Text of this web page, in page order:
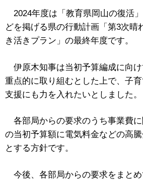
2024年度は「教育県岡山の復活
どを掲げる県の行動計画「第3次
き活きプラン」の最終年度です。
伊原木知事は当初予算編成に向
重点的に取り組むとした上で、子
支援にも力を入れたいとしました。
各部局からの要求のうち事業費
の当初予算額に電気料金などの高
とする方針です。
今後、各部局からの要求をまとめ